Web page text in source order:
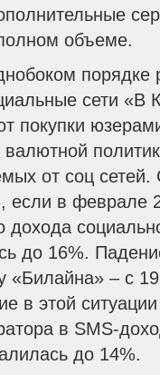
объеме.
порядке
сети «В
покупки
от соц
если в
дохода
до 16%.
– с
в этой
в SMS-
до 14%.